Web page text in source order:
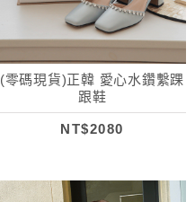
(零碼現貨)正韓 愛心水鑽繫踝
跟鞋
NT$2080